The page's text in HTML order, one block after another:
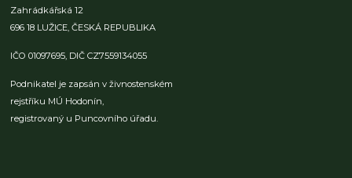
Zahrádkářská 12
696 18 LUŽICE,ČESKÁ REPUBLIKA
IČO 01097695, DIČ CZ7559134055
Podnikatel je zapsán v živnostenském
rejstříku MÚ Hodonín,
registrovaný u Puncovního úřadu.